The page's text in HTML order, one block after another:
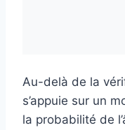
Au-delà de la
s’appuie sur un
la probabilité de